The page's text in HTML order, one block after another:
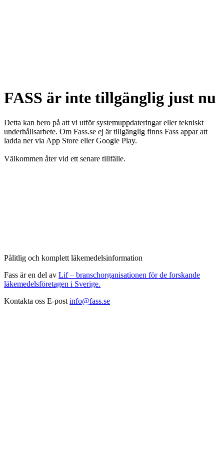
FASS är inte tillgänglig just nu
Detta kan bero på att vi utför systemuppdateringar eller tekniskt
underhållsarbete. Om Fass.se ej är tillgänglig finns Fass appar att
ladda ner via App Store eller Google Play.
Välkommen åter vid ett senare tillfälle.
Pålitlig och komplett läkemedelsinformation
Fass är en del av Lif – branschorganisationen för de forskande
läkemedelsföretagen i Sverige.
Kontakta oss E-post info@fass.se